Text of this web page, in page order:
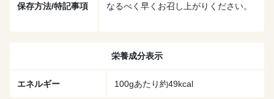
保存方法/特記事項 なるべく早くお召し上がりください。
栄養成分表示
エネルギー 100gあたり約49kcal